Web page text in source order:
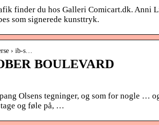
finder du hos Galleri Comicart.dk. Anni
som signerede kunsttryk.
› ib-s…
BOULEVARD
Olsens tegninger, og som for nogle …
og føle på, …